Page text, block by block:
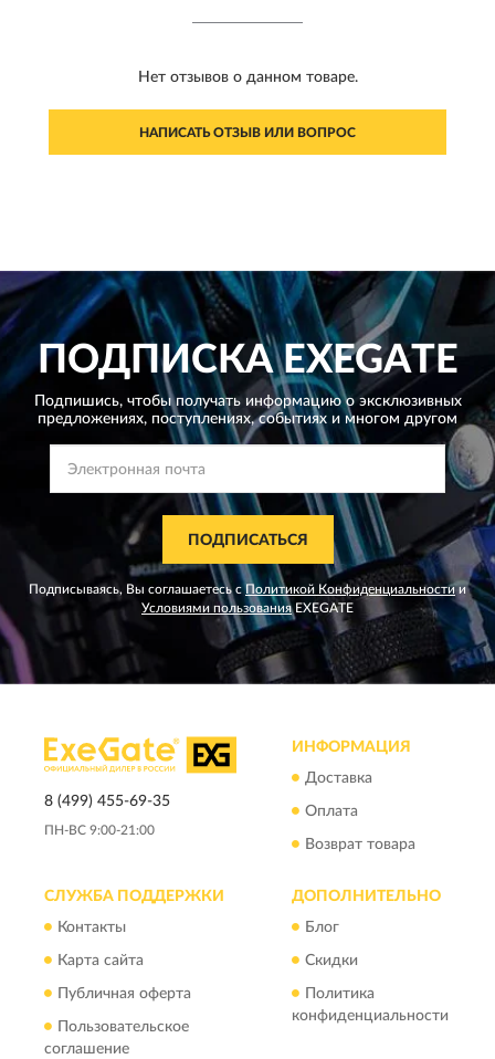
Нет отзывов о данном товаре.
НАПИСАТЬ ОТЗЫВ ИЛИ ВОПРОС
ПОДПИСКАEXEGATE
Подпишись, чтобы получать информацию о эксклюзивных
предложениях, поступлениях, событиях и многом другом
ПОДПИСАТЬСЯ
Подписываясь, Вы соглашаетесь сПолитикой Конфиденциальности и
Условиями пользованияEXEGATE
8 (499) 455-69-35
ПН-ВС 9:00-21:00
ИНФОРМАЦИЯ
Доставка
Оплата
Возврат товара
СЛУЖБА ПОДДЕРЖКИ
Контакты
Карта сайта
Публичная оферта
Пользовательское
соглашение
ДОПОЛНИТЕЛЬНО
Блог
Скидки
Политика
конфиденциальности